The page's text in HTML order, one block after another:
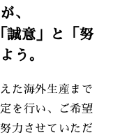
、
誠意」と「努
う。
た海外生産まで
を行い、ご希望
力させていただ